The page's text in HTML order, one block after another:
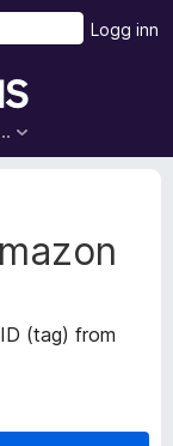
Logg inn
(tag) from